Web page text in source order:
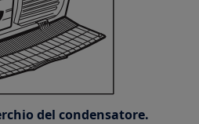
del condensatore.